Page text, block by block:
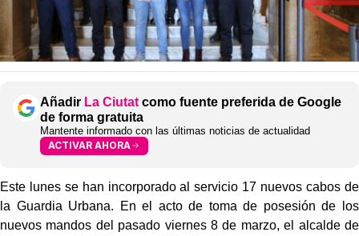
Añadir La Ciutat como fuente preferida de Google
de forma gratuita
Mantente informado con las últimas noticias de actualidad
ACTIVAR AHORA
Este lunes se han incorporado al servicio 17 nuevos cabos de
la Guardia Urbana. En el acto de toma de posesión de los
nuevos mandos del pasado viernes 8 de marzo, el alcalde de